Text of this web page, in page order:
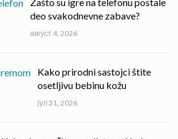
Zašto su igre na telefonu postale
deo svakodnevne zabave?
август 4, 2026
Kako prirodni sastojci štite
osetljivu bebinu kožu
јул 31, 2026